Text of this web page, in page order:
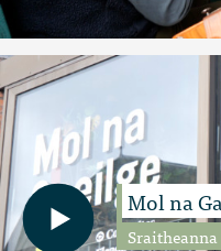
Mol na
Sraitheanna